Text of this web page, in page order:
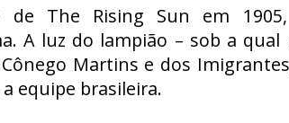
de The Rising Sun em
A luz do lampião – sob a
Martins e dos
equipe brasileira.